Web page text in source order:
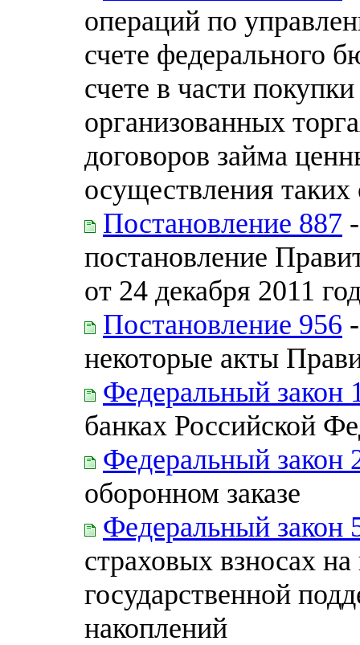
операций по
счете федерального
счете в части
организованных
договоров займа
осуществления таких
Постановление 887
постановление
от 24 декабря 2011
Постановление 956
некоторые акты
Федеральный закон
банках Российской
Федеральный закон
оборонном заказе
Федеральный закон
страховых взносах
государственной
накоплений